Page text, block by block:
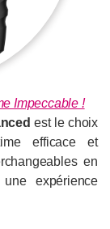
Impeccable !
est le choix
efficace et
en
expérience